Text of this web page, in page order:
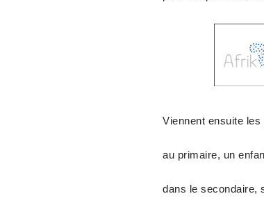
Viennent ensuite
au primaire, un
dans le secondaire,